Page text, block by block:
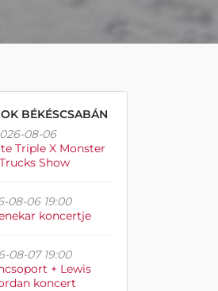
BÉKÉSCSABÁN
08-06
Triple X Monster
Trucks Show
08-06 19:00
koncertje
08-07 19:00
+ Lewis
koncert